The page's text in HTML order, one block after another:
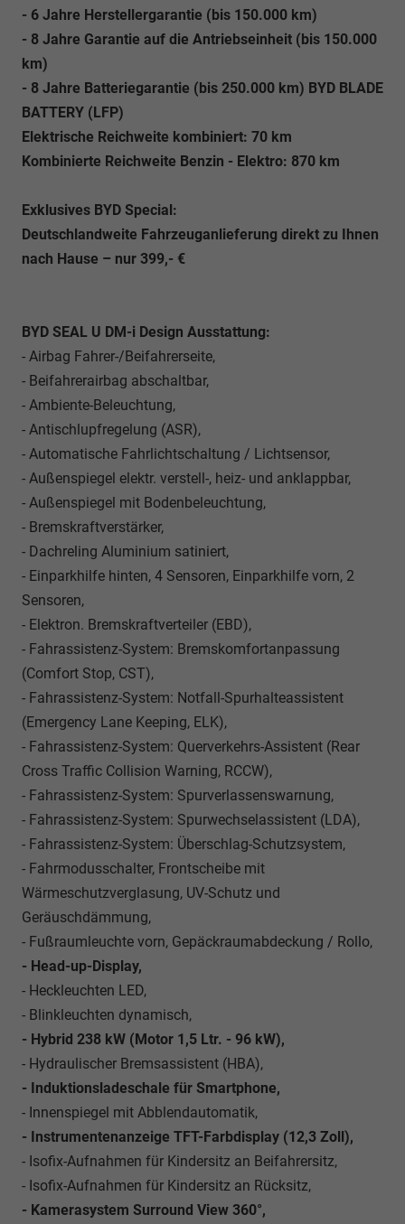
- 6 Jahre Herstellergarantie (bis 150.000 km)
- 8 Jahre Garantie auf die Antriebseinheit (bis 150.000
km)
- 8 Jahre Batteriegarantie (bis 250.000 km) BYD BLADE
BATTERY (LFP)
Elektrische Reichweite kombiniert: 70 km
Kombinierte Reichweite Benzin - Elektro: 870 km
Exklusives BYD Special:
Deutschlandweite Fahrzeuganlieferung direkt zu Ihnen
nach Hause – nur 399,- €
BYD SEAL U DM-i Design Ausstattung:
- Airbag Fahrer-/Beifahrerseite,
- Beifahrerairbag abschaltbar,
- Ambiente-Beleuchtung,
- Antischlupfregelung (ASR),
- Automatische Fahrlichtschaltung / Lichtsensor,
- Außenspiegel elektr. verstell-, heiz- und anklappbar,
- Außenspiegel mit Bodenbeleuchtung,
- Bremskraftverstärker,
- Dachreling Aluminium satiniert,
- Einparkhilfe hinten, 4 Sensoren, Einparkhilfe vorn, 2
Sensoren,
- Elektron. Bremskraftverteiler (EBD),
- Fahrassistenz-System: Bremskomfortanpassung
(Comfort Stop, CST),
- Fahrassistenz-System: Notfall-Spurhalteassistent
(Emergency Lane Keeping, ELK),
- Fahrassistenz-System: Querverkehrs-Assistent (Rear
Cross Traffic Collision Warning, RCCW),
- Fahrassistenz-System: Spurverlassenswarnung,
- Fahrassistenz-System: Spurwechselassistent (LDA),
- Fahrassistenz-System: Überschlag-Schutzsystem,
- Fahrmodusschalter, Frontscheibe mit
Wärmeschutzverglasung, UV-Schutz und
Geräuschdämmung,
- Fußraumleuchte vorn, Gepäckraumabdeckung / Rollo,
- Head-up-Display,
- Heckleuchten LED,
- Blinkleuchten dynamisch,
- Hybrid 238 kW (Motor 1,5 Ltr. - 96 kW),
- Hydraulischer Bremsassistent (HBA),
- Induktionsladeschale für Smartphone,
- Innenspiegel mit Abblendautomatik,
- Instrumentenanzeige TFT-Farbdisplay (12,3 Zoll),
- Isofix-Aufnahmen für Kindersitz an Beifahrersitz,
- Isofix-Aufnahmen für Kindersitz an Rücksitz,
- Kamerasystem Surround View 360°,